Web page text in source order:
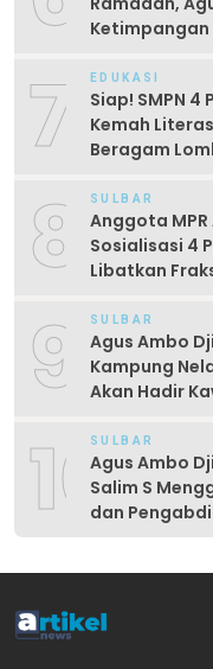
7 EDUKASI
Siap! SMPN
Kemah
Beragam
8 SULBAR
Anggota
Sosialisasi 4
Libatkan
9 SULBAR
Agus Ambo
Kampung
Akan Hadir
10SULBAR
Agus Ambo
Salim S
dan